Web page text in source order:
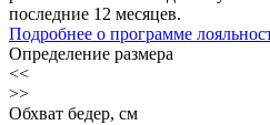
последние 12 месяцев.
Подробнее о программе
Определение размера
<<
>>
Обхват бедер, см